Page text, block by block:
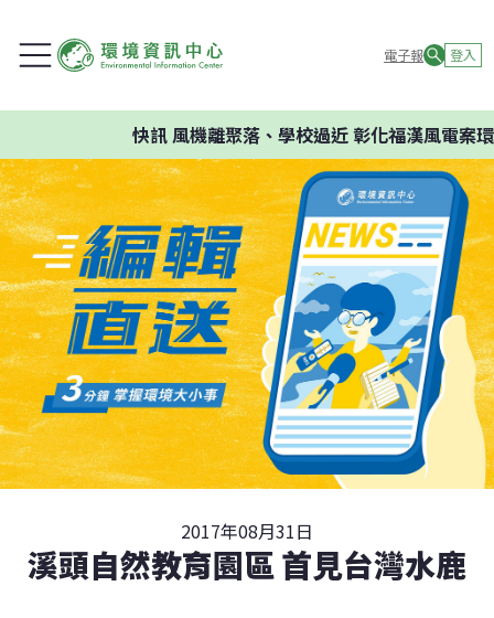
電子報 登入
快訊風機離聚落、學校過近 彰化福漢風電案環
2017年08月31日
溪頭自然教育園區 首見台灣水鹿